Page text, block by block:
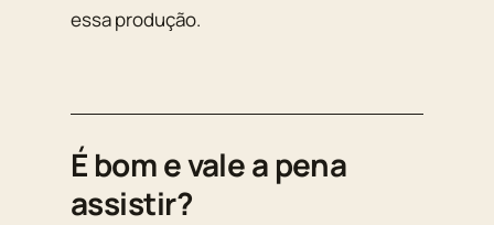
essa produção.
É bom e vale a pena
assistir?